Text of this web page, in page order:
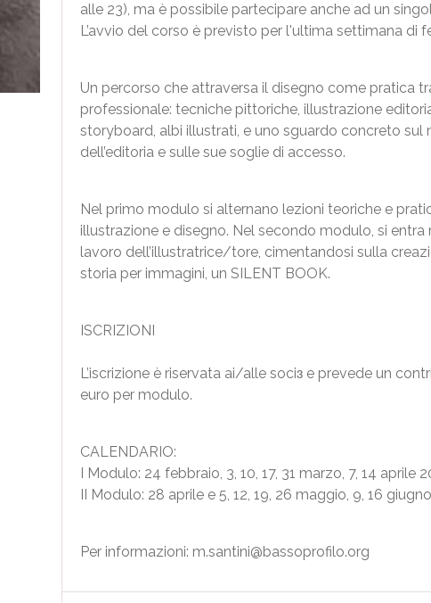
alle 23), ma è possibile partecipare anche ad un
L’avvio del corso è previsto per l'ultima settimana di
Un percorso che attraversa il disegno come pratica
professionale: tecniche pittoriche, illustrazione
storyboard, albi illustrati, e uno sguardo concreto sul
dell’editoria e sulle sue soglie di accesso.
Nel primo modulo si alternano lezioni teoriche e
illustrazione e disegno. Nel secondo modulo, si entra
lavoro dell’illustratrice/tore, cimentandosi sulla
storia per immagini, un SILENT BOOK.
ISCRIZIONI
L’iscrizione è riservata ai/alle sociɜ e prevede un
euro per modulo.
CALENDARIO:
I Modulo: 24 febbraio, 3, 10, 17, 31 marzo, 7, 14 aprile
II Modulo: 28 aprile e 5, 12, 19, 26 maggio, 9, 16
Per informazioni: m.santini@bassoprofilo.org